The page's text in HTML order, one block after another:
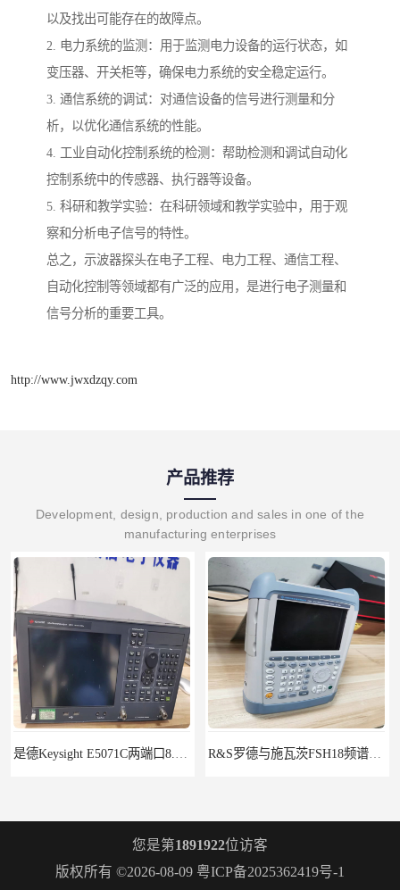
以及找出可能存在的故障点。
2. 电力系统的监测：用于监测电力设备的运行状态，如
变压器、开关柜等，确保电力系统的安全稳定运行。
3. 通信系统的调试：对通信设备的信号进行测量和分
析，以优化通信系统的性能。
4. 工业自动化控制系统的检测：帮助检测和调试自动化
控制系统中的传感器、执行器等设备。
5. 科研和教学实验：在科研领域和教学实验中，用于观
察和分析电子信号的特性。
总之，示波器探头在电子工程、电力工程、通信工程、
自动化控制等领域都有广泛的应用，是进行电子测量和
信号分析的重要工具。
http://www.jwxdzqy.com
产品推荐
Development, design, production and sales in one of the
manufacturing enterprises
是德Keysight E5071C两端口8.5G租赁 R&S罗德与施瓦茨FSH18频谱分析仪FSH20
您是第1891922位访客
版权所有 ©2026-08-09 粤ICP备2025362419号-1